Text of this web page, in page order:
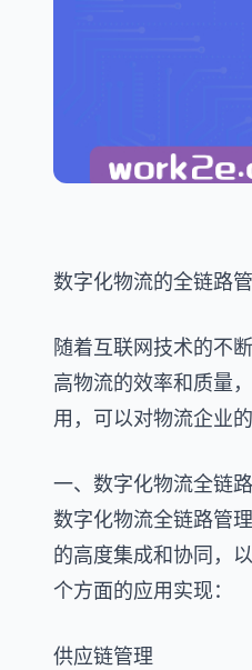
数字化物流的全链路
随着互联网技术的不
高物流的效率和质量
用，可以对物流企业
一、数字化物流全链
数字化物流全链路管
的高度集成和协同，
个方面的应用实现：
供应链管理